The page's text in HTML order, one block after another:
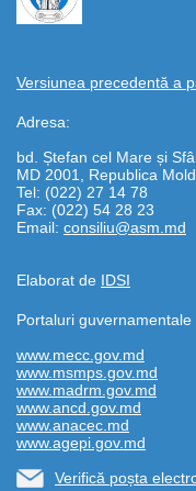
Versiunea precedentă a
Adresa:
bd. Ștefan cel Mare și
MD 2001, Republica
Tel: (022) 27 14 78
Fax: (022) 54 28 23
Email: consiliu@asm.md
Elaborat de IDSI
Portaluri guvernamentale
www.mecc.gov.md
www.msmps.gov.md
www.madrm.gov.md
www.ancd.gov.md
www.anacec.md
www.agepi.gov.md
Verifică poșta